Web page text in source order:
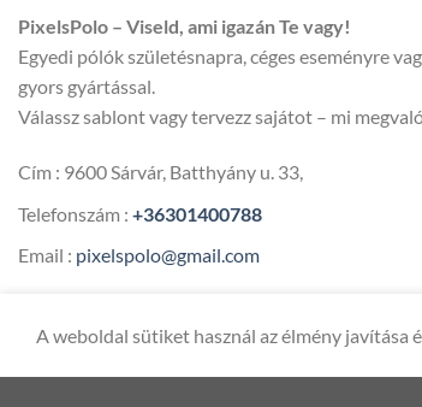
PixelsPolo – Viseld, ami igazán Te vagy!
Egyedi pólók születésnapra, céges eseményre
gyors gyártással.
Válassz sablont vagy tervezz sajátot – mi
Cím : 9600 Sárvár, Batthyány u. 33,
Telefonszám : +36301400788
Email : pixelspolo@gmail.com
A weboldal sütiket használ az élmény javítása